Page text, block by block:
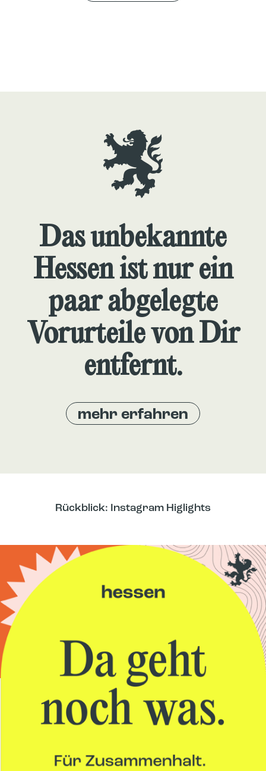
Das unbekannte
Hessen ist nur ein
paar abgelegte
Vorurteile von Dir
entfernt.
mehr erfahren
Rückblick: Instagram Higlights